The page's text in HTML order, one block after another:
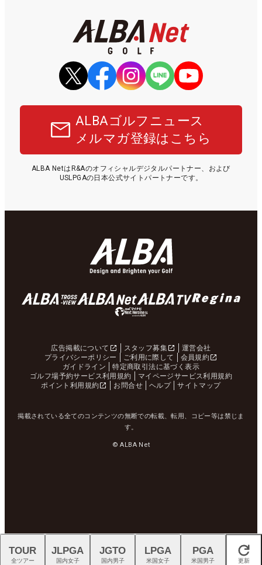
ALBAゴルフニュース
メルマガ登録はこちら
ALBA NetはR&Aのオフィシャルデジタルパートナー、および
USLPGAの日本公式サイトパートナーです。
広告掲載について スタッフ募集
運営会社
プライバシーポリシー
ご利用に際して
会員規約
ガイドライン
特定商取引法に基づく表示
ゴルフ場予約サービス利用規約
マイページサービス利用規約
ポイント利用規約
お問合せ ヘルプ サイトマップ
掲載されている全てのコンテンツの無断での転載、転用、コピー等は禁じま
す。
© ALBA Net
閉じる
TOUR
全ツアー
JLPGA
国内女子
JGTO
国内男子
LPGA
米国女子
PGA
米国男子 更新